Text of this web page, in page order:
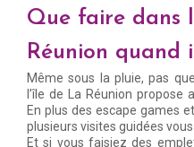
Que faire dans
Réunion quand
Même sous la pluie, pas
l’île de La Réunion propose
En plus des escape games
plusieurs visites guidées
Et si vous faisiez des